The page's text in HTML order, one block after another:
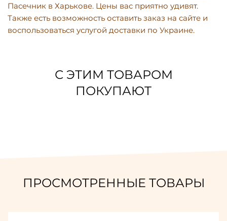
Пасечник в Харькове. Цены вас приятно удивят.
Также есть возможность оставить заказ на сайте и
воспользоваться услугой доставки по Украине.
С ЭТИМ ТОВАРОМ
ПОКУПАЮТ
ПРОСМОТРЕННЫЕ ТОВАРЫ